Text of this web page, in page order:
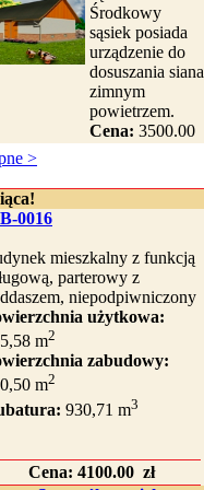
Środkowy
sąsiek posiada
urządzenie do
dosuszania siana
zimnym
powietrzem.
Cena: 3500.00
>
0016
mieszkalny z funkcją
parterowy z
niepodpiwniczony
użytkowa:
m2
zabudowy:
m2
930,71 m3
Cena: 4100.00 zł